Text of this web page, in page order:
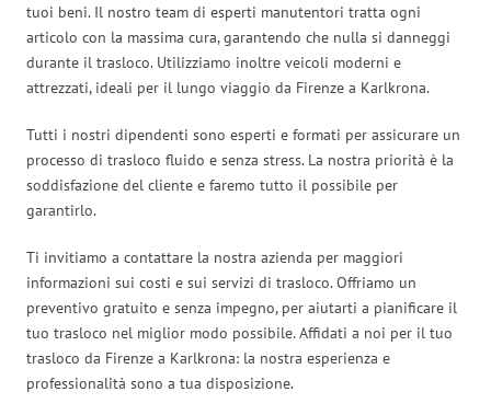
tuoi beni. Il nostro team di esperti manutentori tratta ogni
articolo con la massima cura, garantendo che nulla si danneggi
durante il trasloco. Utilizziamo inoltre veicoli moderni e
attrezzati, ideali per il lungo viaggio da Firenze a Karlkrona.
Tutti i nostri dipendenti sono esperti e formati per assicurare un
processo di trasloco fluido e senza stress. La nostra priorità è la
soddisfazione del cliente e faremo tutto il possibile per
garantirlo.
Ti invitiamo a contattare la nostra azienda per maggiori
informazioni sui costi e sui servizi di trasloco. Offriamo un
preventivo gratuito e senza impegno, per aiutarti a pianificare il
tuo trasloco nel miglior modo possibile. Affidati a noi per il tuo
trasloco da Firenze a Karlkrona: la nostra esperienza e
professionalità sono a tua disposizione.